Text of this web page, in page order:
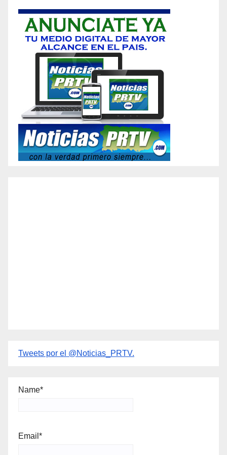
Tweets por el @Noticias_PRTV.
Name*
Email*